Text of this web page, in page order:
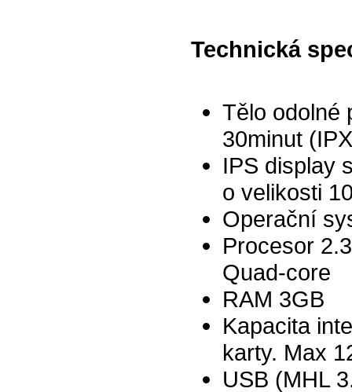
Technická
Tělo odolné
30minut
IPS display
o velikosti
Operační
Procesor
Quad-core
RAM 3GB
Kapacita
karty. Max
USB (MHL